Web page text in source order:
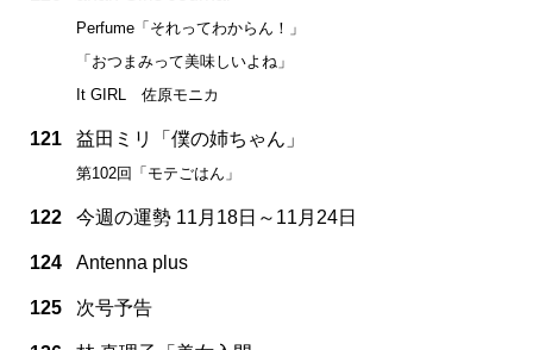
Perfume「それってわからん！」
「おつまみって美味しいよね」
It GIRL 佐原モニカ
121 益田ミリ「僕の姉ちゃん」
第102回「モテごはん」
122 今週の運勢 11月18日～11月24日
124 Antenna plus
125 次号予告